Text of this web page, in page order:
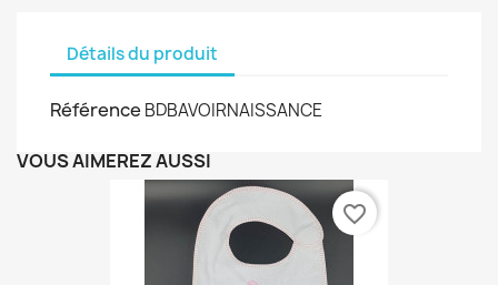
Détails du produit
Référence BDBAVOIRNAISSANCE
VOUS AIMEREZ AUSSI
favorite_border